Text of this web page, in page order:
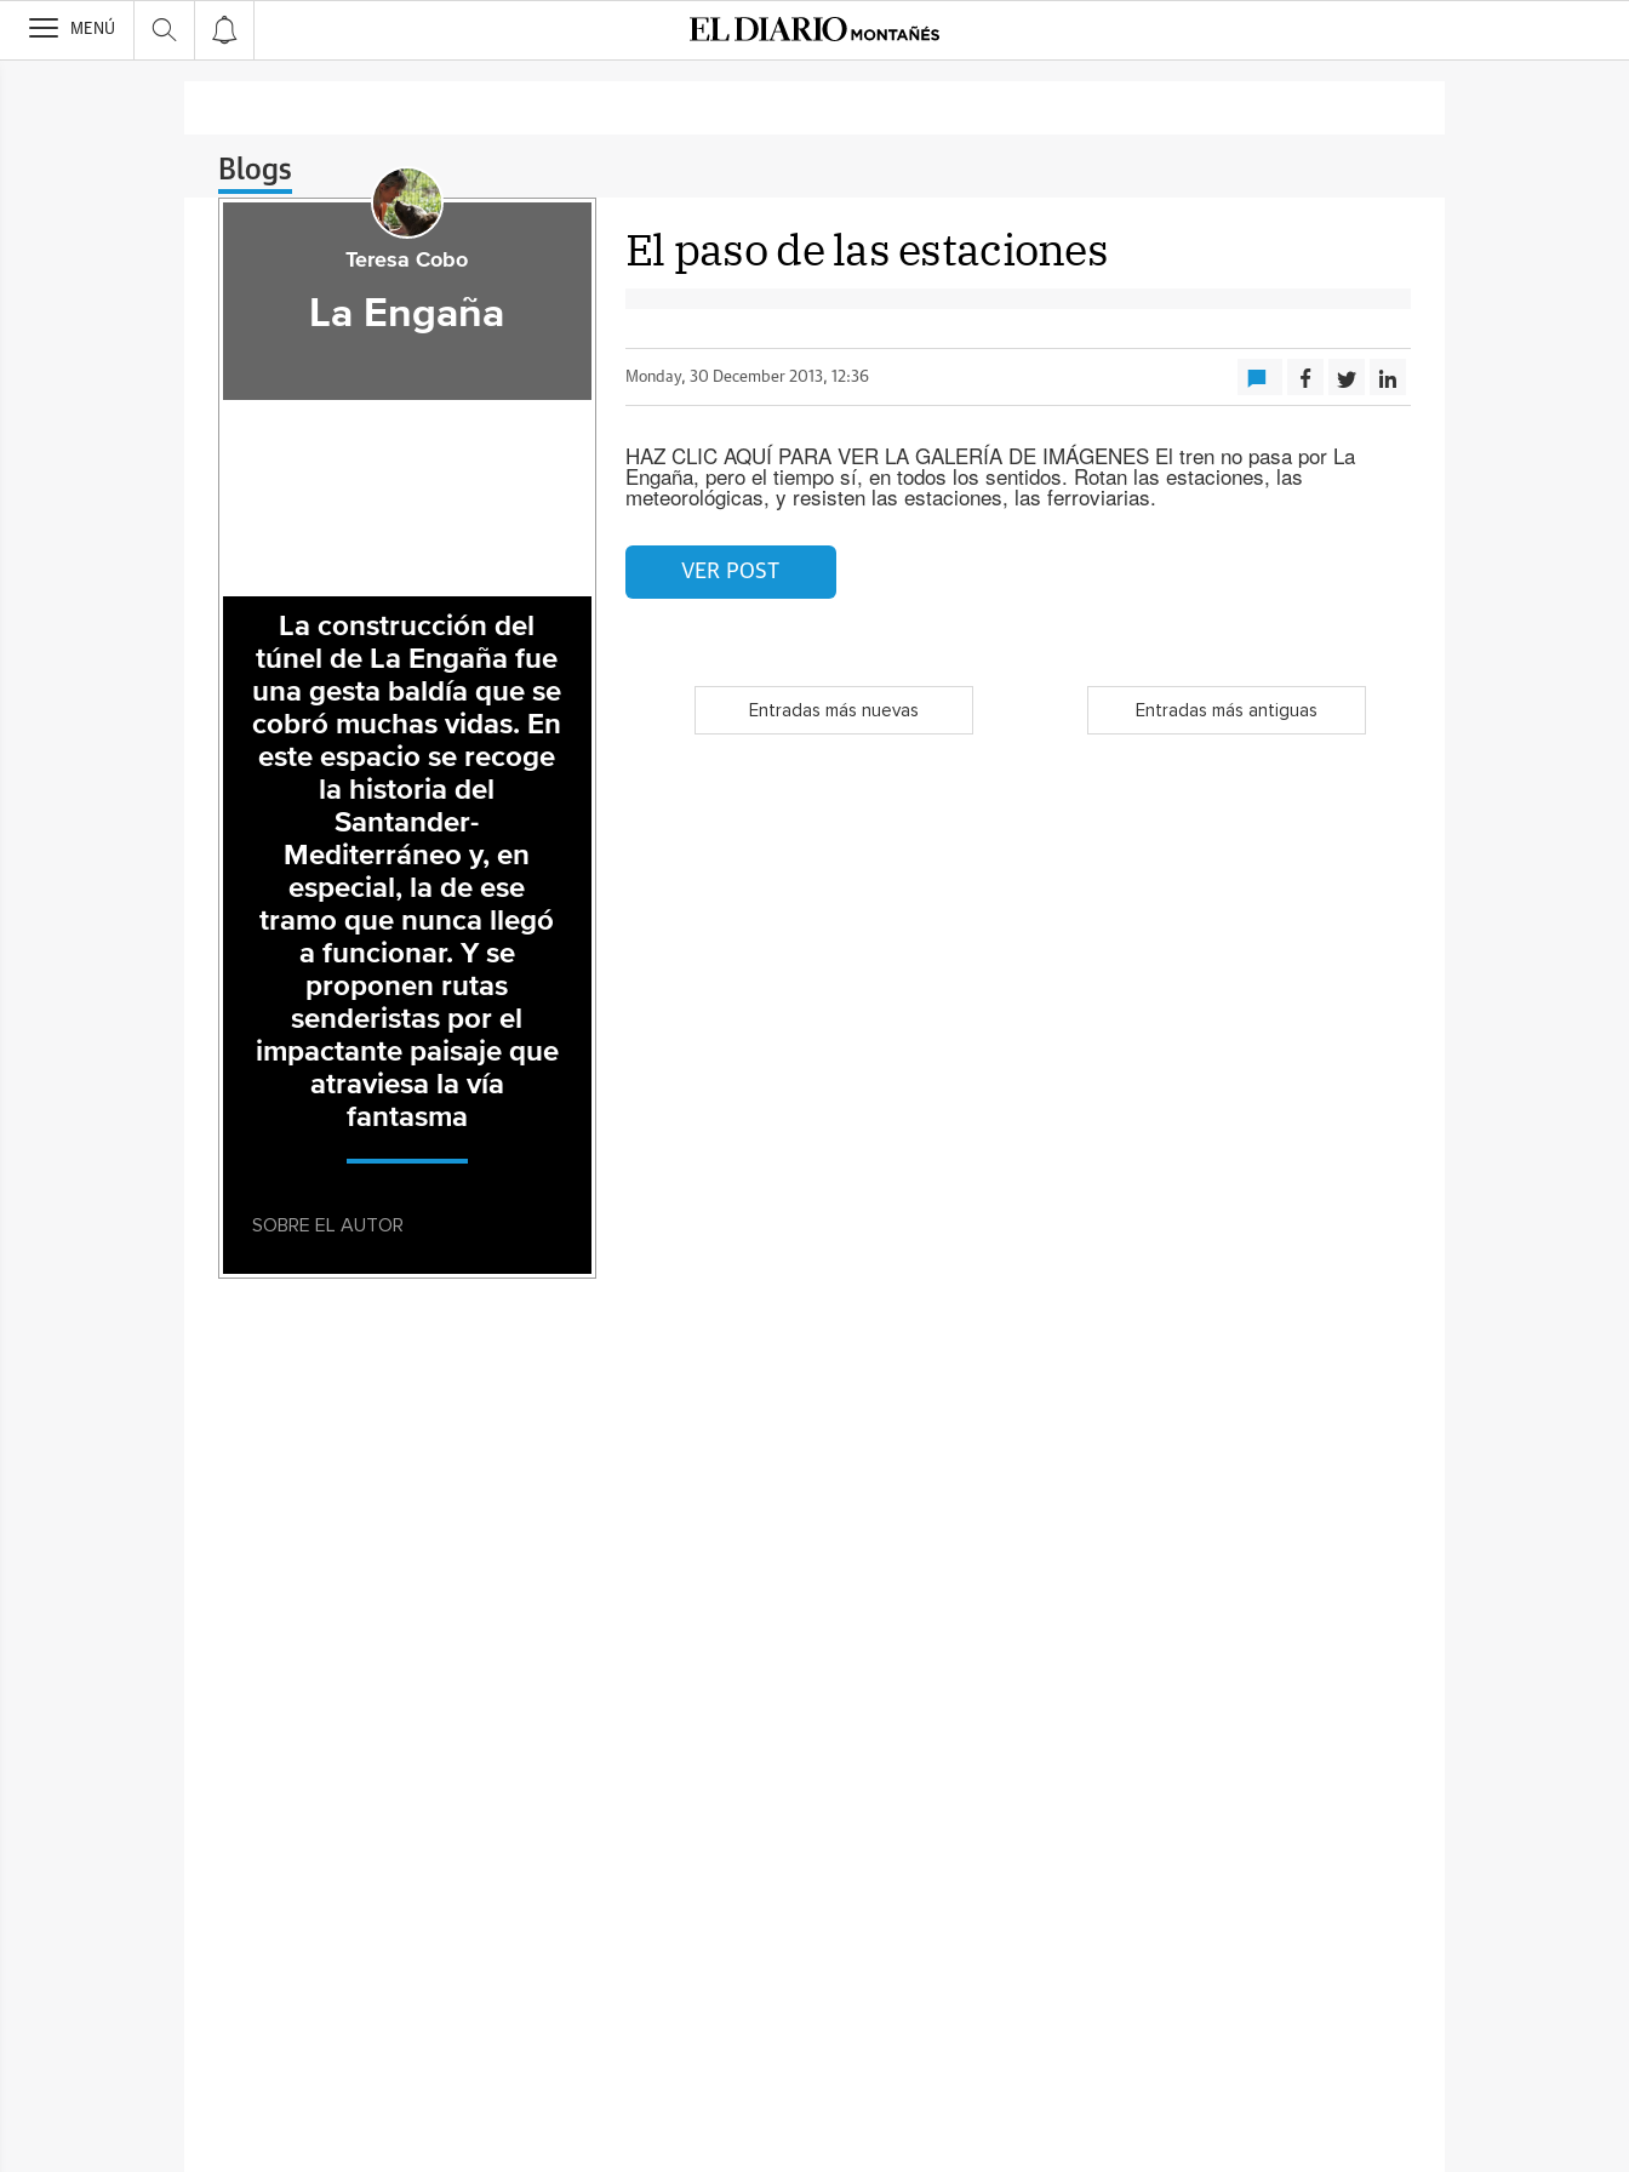
>
MENÚ
Blogs
El paso de las estaciones
Monday, 30 December 2013, 12:36
HAZ CLIC AQUÍ PARA VER LA GALERÍA DE IMÁGENES El tren no pasa por La
Engaña, pero el tiempo sí, en todos los sentidos. Rotan las estaciones, las
meteorológicas, y resisten las estaciones, las ferroviarias.
VER POST
Entradas más nuevas Entradas más antiguas
Teresa Cobo
La Engaña
La construcción del
túnel de La Engaña fue
una gesta baldía que se
cobró muchas vidas. En
este espacio se recoge
la historia del
Santander-
Mediterráneo y, en
especial, la de ese
tramo que nunca llegó
a funcionar. Y se
proponen rutas
senderistas por el
impactante paisaje que
atraviesa la vía
fantasma
SOBRE EL AUTOR